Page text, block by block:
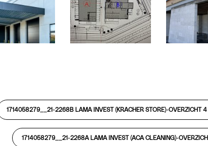
1714058279__21-2268B LAMA INVEST (KRACHER STORE)-OVERZICHT
1714058279__21-2268A LAMA INVEST (ACA CLEANING)-